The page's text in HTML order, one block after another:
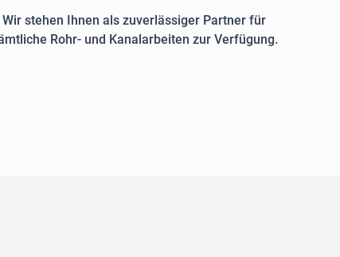
Wir stehen Ihnen als zuverlässiger Partner für
Rohr- und Kanalarbeiten zur Verfügung.